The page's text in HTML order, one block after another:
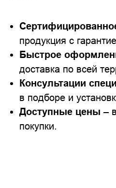
продукция с
Быстрое
доставка по всей
Консультации
в подборе и
Доступные цены –
покупки.